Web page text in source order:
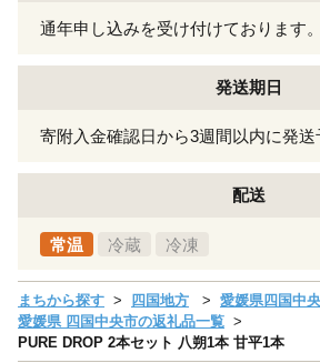
通年申し込みを受け付けております。
発送期日
寄附入金確認日から3週間以内に発送
配送
常温 冷蔵 冷凍
まちから探す 四国地方
愛媛県四国中
愛媛県 四国中央市の返礼品一覧
PURE DROP 2本セット 八朔1本 甘平1本